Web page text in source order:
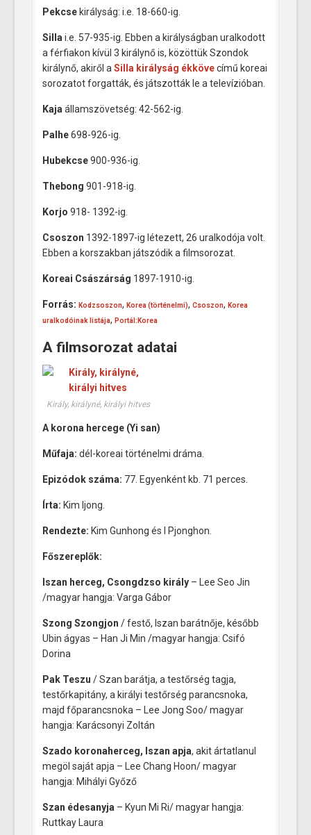
Pekcse királyság: i.e. 18-660-ig.
Silla i.e. 57-935-ig. Ebben a királyságban uralkodott
a férfiakon kívül 3 királynő is, közöttük Szondok
királynő, akiről a Silla királyság ékkövecímű koreai
sorozatot forgatták, és játszották le a televízióban.
Kaja államszövetség: 42-562-ig.
Palhe698-926-ig.
Hubekcse900-936-ig.
Thebong 901-918-ig.
Korjo 918- 1392-ig.
Csoszon 1392-1897-ig létezett, 26 uralkodója volt.
Ebben a korszakban játszódik a filmsorozat.
Koreai Császárság 1897-1910-ig.
Forrás: Kodzsoszon, Korea (történelmi), Csoszon, Korea
uralkodóinak listája, Portál:Korea
A filmsorozat adatai
Király, királyné, királyi hitves
A korona hercege (Yi san)
Műfaja: dél-koreai történelmi dráma.
Epizódok száma: 77. Egyenként kb. 71 perces.
Írta: Kim Ijong.
Rendezte: Kim Gunhong és I Pjonghon.
Főszereplők:
Iszan herceg, Csongdzso király – Lee Seo Jin
/magyar hangja: Varga Gábor
Szong Szongjon / festő, Iszan barátnője, később
Ubin ágyas – Han Ji Min /magyar hangja: Csifó
Dorina
Pak Teszu / Szan barátja, a testőrség tagja,
testőrkapitány, a királyi testőrség parancsnoka,
majd főparancsnoka – Lee Jong Soo/ magyar
hangja: Karácsonyi Zoltán
Szado koronaherceg, Iszan apja, akit ártatlanul
megöl saját apja – Lee Chang Hoon/ magyar
hangja: Mihályi Győző
Szan édesanyja – Kyun Mi Ri/ magyar hangja:
Ruttkay Laura